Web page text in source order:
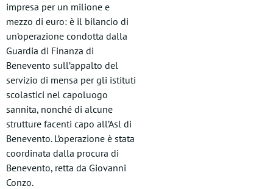
impresa per un milione e
mezzo di euro: è il bilancio di
un’operazione condotta dalla
Guardia di Finanza di
Benevento sull’appalto del
servizio di mensa per gli istituti
scolastici nel capoluogo
sannita, nonché di alcune
strutture facenti capo all’Asl di
Benevento. L’operazione è stata
coordinata dalla procura di
Benevento, retta da Giovanni
Conzo.